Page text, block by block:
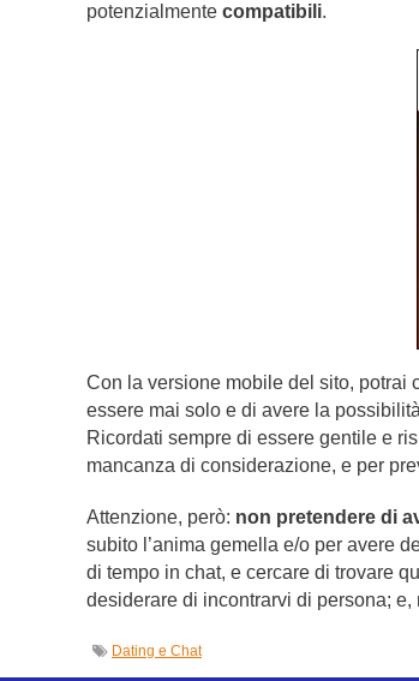
potenzialmente compatibili.
Con la versione mobile del sito, potrai
essere mai solo e di avere la
Ricordati sempre di essere gentile e
mancanza di considerazione, e per
Attenzione, però: non pretendere di
subito l’anima gemella e/o per avere
di tempo in chat, e cercare di trovare
desiderare di incontrarvi di persona;
Dating e Chat